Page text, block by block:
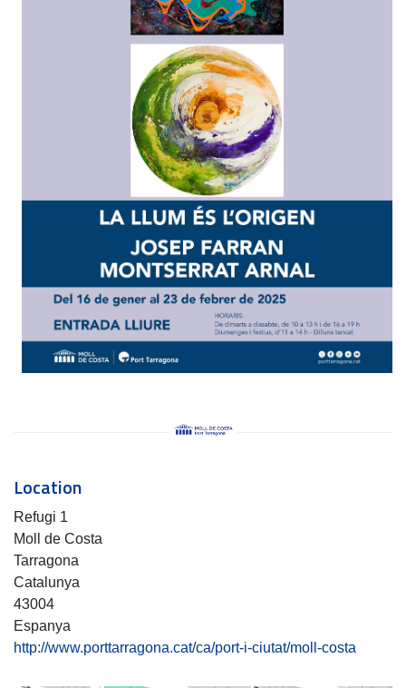
Location
Refugi 1
Moll de Costa
Tarragona
Catalunya
43004
Espanya
http://www.porttarragona.cat/ca/port-i-ciutat/moll-costa